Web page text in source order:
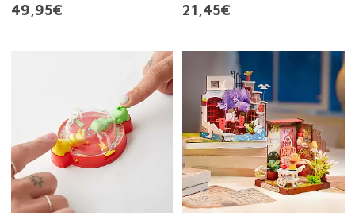
49,95€
21,45€